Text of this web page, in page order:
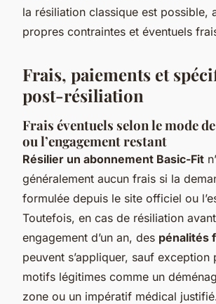
la résiliation classique est possible,
propres contraintes et éventuels
Frais, paiements et
post-résiliation
Frais éventuels selon le mode
ou l’engagement restant
Résilier un abonnement Basic-Fit
généralement aucun frais si la
formulée depuis le site officiel ou
Toutefois, en cas de résiliation
engagement d’un an, des pénalités
peuvent s’appliquer, sauf exception
motifs légitimes comme un
zone ou un impératif médical